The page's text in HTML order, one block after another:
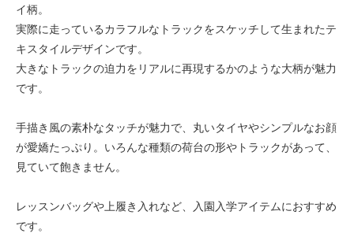
イ柄。
実際に走っているカラフルなトラックをスケッチして生まれたテ
キスタイルデザインです。
大きなトラックの迫力をリアルに再現するかのような大柄が魅力
です。
手描き風の素朴なタッチが魅力で、丸いタイヤやシンプルなお顔
が愛嬌たっぷり。いろんな種類の荷台の形やトラックがあって、
見ていて飽きません。
レッスンバッグや上履き入れなど、入園入学アイテムにおすすめ
です。